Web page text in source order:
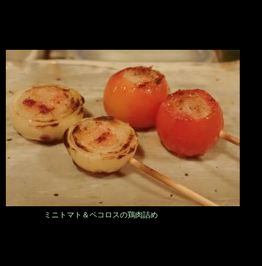
ミニトマト＆ペコロスの鶏肉詰め